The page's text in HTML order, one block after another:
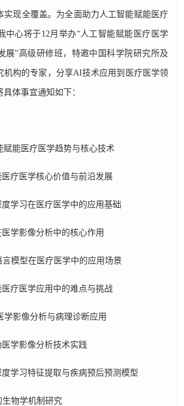
实现全覆盖。为全面助力人工智能赋能医疗
中心将于12月举办“人工智能赋能医疗医学
展”高级研修班，特邀中国科学院研究所及
机构的专家，分享AI技术应用到医疗医学领
体事宜通知如下：
能医疗医学趋势与核心技术
疗医学核心价值与前沿发展
习在医疗医学中的应用基础
影像分析中的核心作用
型在医疗医学中的应用场景
疗医学应用中的难点与挑战
影像分析与病理诊断应用
学影像分析技术实践
习特征提取与疾病预后预测模型
物学机制研究